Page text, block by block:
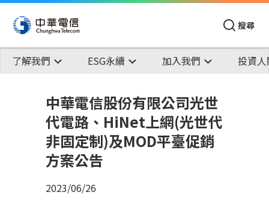
搜尋
了解我們 ESG永續 加入我們 投資
中華電信股份有限公司光世
代電路、HiNet上網(光世代
非固定制)及MOD平臺促銷
方案公告
2023/06/26